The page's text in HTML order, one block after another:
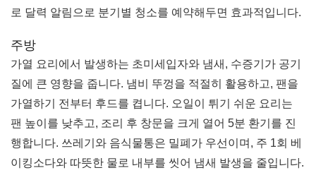
로 달력 알림으로 분기별 청소를 예약해두면 효과적입니다.
주방
가열 요리에서 발생하는 초미세입자와 냄새, 수증기가 공기
질에 큰 영향을 줍니다. 냄비 뚜껑을 적절히 활용하고, 팬을
가열하기 전부터 후드를 켭니다. 오일이 튀기 쉬운 요리는
팬 높이를 낮추고, 조리 후 창문을 크게 열어 5분 환기를 진
행합니다. 쓰레기와 음식물통은 밀폐가 우선이며, 주 1회 베
이킹소다와 따뜻한 물로 내부를 씻어 냄새 발생을 줄입니다.